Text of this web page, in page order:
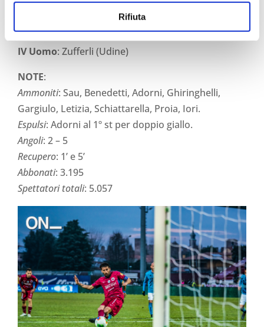
Rifiuta
ARBITRO: NiccolòBARONI(Firenze)
: Tardino (Milano) e Muto (Torre
Annunziata)
IV Uomo: Zufferli (Udine)
NOTE:
Ammoniti: Sau, Benedetti, Adorni, Ghiringhelli,
Gargiulo, Letizia, Schiattarella, Proia, Iori.
Espulsi: Adorni al 1º st per doppio giallo.
Angoli: 2 – 5
Recupero: 1’ e 5’
Abbonati: 3.195
Spettatori totali: 5.057